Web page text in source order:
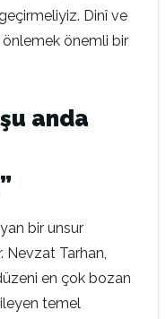
Dinî ve
önemli bir
anda
bir unsur
Nevzat Tarhan,
en çok bozan
temel